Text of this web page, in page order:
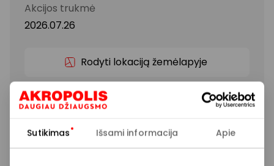
Sutikimas Išsami informacija Apie
Akcijos trukmė
2026.07.26
Rodyti lokaciją žemėlapyje
Metas atsinaujinti! 🤩 Tik DABAR atrinktoms prekėms